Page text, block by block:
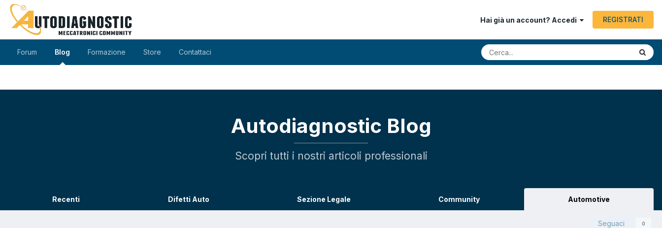
Hai già un account? Accedi REGISTRATI
Forum Blog Formazione Store Contattaci
Autodiagnostic Blog
Scopri tutti i nostri articoli professionali
Recenti Difetti Auto Sezione Legale Community Automotive
Seguaci 0